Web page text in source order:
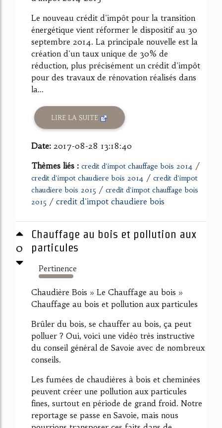
Le nouveau crédit d'impôt pour la transition
énergétique vient réformer le dispositif au 30
septembre 2014. La principale nouvelle est la
création d'un taux unique de 30% de
réduction, plus précisément un crédit d'impôt
pour des travaux de rénovation réalisés dans
la...
LIRE LA SUITE
Date: 2017-08-28 13:18:40
Thèmes liés : credit d'impot chauffage bois 2014 /
credit d'impot chaudiere bois 2014 / credit d'impot
chaudiere bois 2015 / credit d'impot chauffage bois
2015 / credit d'impot chaudiere bois
0
Chauffage au bois et pollution aux
particules
Pertinence
571%
Chaudière Bois » Le Chauffage au bois »
Chauffage au bois et pollution aux particules
Brûler du bois, se chauffer au bois, ça peut
polluer ? Oui, voici une vidéo très instructive
du conseil général de Savoie avec de nombreux
conseils.
Les fumées de chaudières à bois et cheminées
peuvent créer une pollution aux particules
fines, surtout en période de grand froid. Notre
reportage se passe en Savoie, mais nous